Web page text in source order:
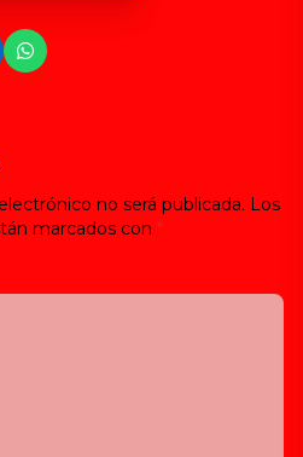
no será publicada. Los
marcados con *